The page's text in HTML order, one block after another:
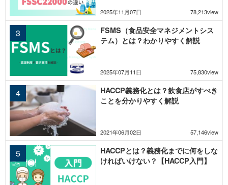
2025年11月07日 78,213view
2025年07月11日 75,830view
FSMS（食品安全マネジメントシス
テム）とは？わかりやすく解説
2021年06月02日 57,146view
HACCP義務化とは？飲食店がすべき
ことを分かりやすく解説
HACCPとは？義務化までに何をしな
ければいけない？【HACCP入門】